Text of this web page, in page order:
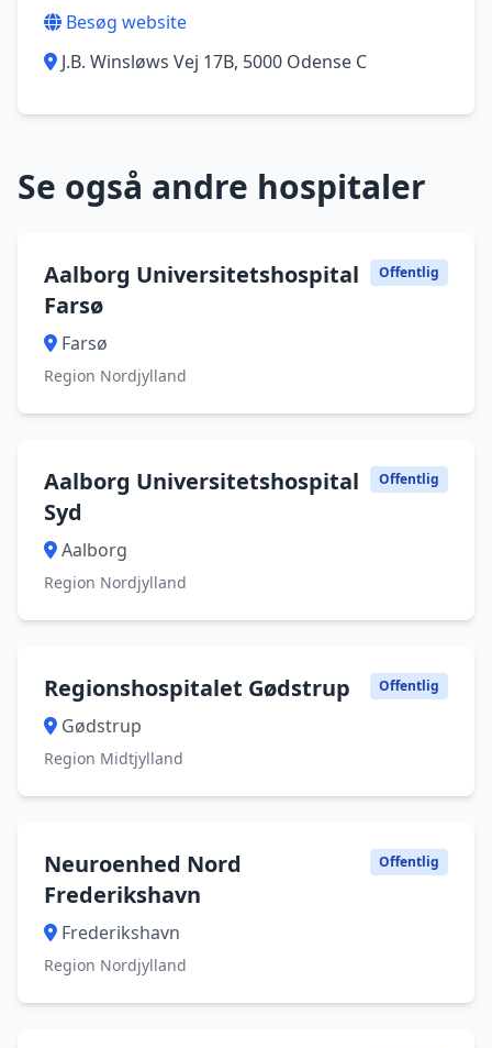
Besøg website
J.B. Winsløws Vej 17B, 5000 Odense C
Se også andre hospitaler
Aalborg Universitetshospital
Farsø
Offentlig
Farsø
Region Nordjylland
Aalborg Universitetshospital
Syd
Offentlig
Aalborg
Region Nordjylland
Regionshospitalet Gødstrup Offentlig
Gødstrup
Region Midtjylland
Neuroenhed Nord
Frederikshavn
Offentlig
Frederikshavn
Region Nordjylland